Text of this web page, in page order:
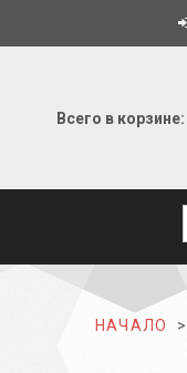
Всего в корзине:
НАЧАЛО